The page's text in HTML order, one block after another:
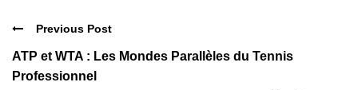
Previous Post
ATP et WTA : Les Mondes Parallèles du Tennis
Professionnel